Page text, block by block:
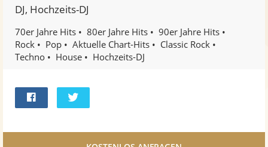
DJ, Hochzeits-DJ
70er Jahre Hits 80er Jahre Hits
90er Jahre Hits
Rock
Pop Aktuelle Chart-Hits
Classic Rock
Techno
House Hochzeits-DJ
Facebook